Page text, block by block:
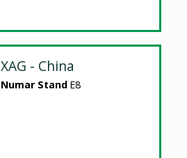
XAG - China
Numar Stand E8